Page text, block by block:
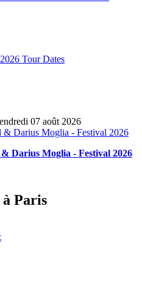
07 août 2026
& Darius Moglia - Festival 2026
Paris